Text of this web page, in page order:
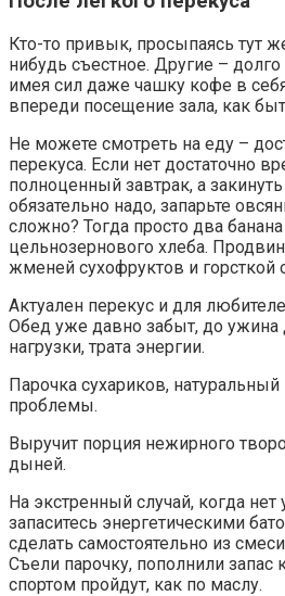
Кто-то привык, просыпаясь тут
нибудь съестное. Другие –
имея сил даже чашку кофе в
впереди посещение зала, как
Не можете смотреть на еду –
перекуса. Если нет достаточно
полноценный завтрак, а
обязательно надо, запарьте
сложно? Тогда просто два
цельнозернового хлеба.
жменей сухофруктов и горсткой
Актуален перекус и для
Обед уже давно забыт, до ужина
нагрузки, трата энергии.
Парочка сухариков,
проблемы.
Выручит порция нежирного
дыней.
На экстренный случай, когда
запаситесь энергетическими
сделать самостоятельно из
Съели парочку, пополнили запас
спортом пройдут, как по маслу.